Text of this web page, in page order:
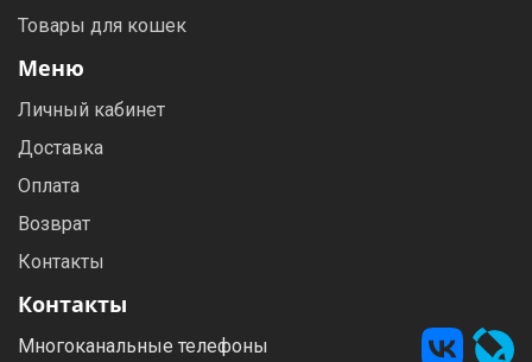
Товары для кошек
Меню
Личный кабинет
Доставка
Оплата
Возврат
Контакты
Контакты
Многоканальные телефоны